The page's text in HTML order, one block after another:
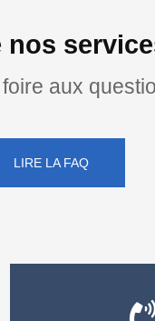
aux
LIRE LA FAQ